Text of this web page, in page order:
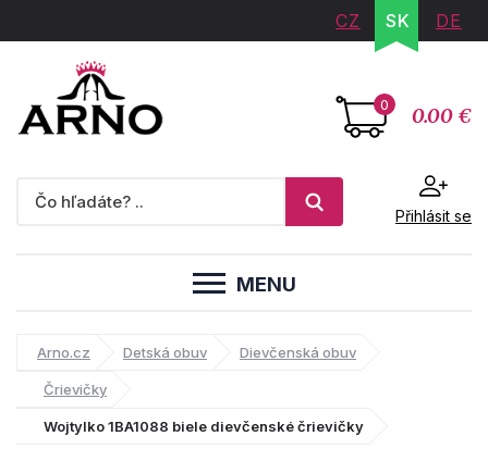
CZ SK DE
0 0.00 €
Přihlásit se
MENU
Arno.cz Detská obuv Dievčenská obuv
Črievičky
Wojtylko 1BA1088 biele dievčenské črievičky